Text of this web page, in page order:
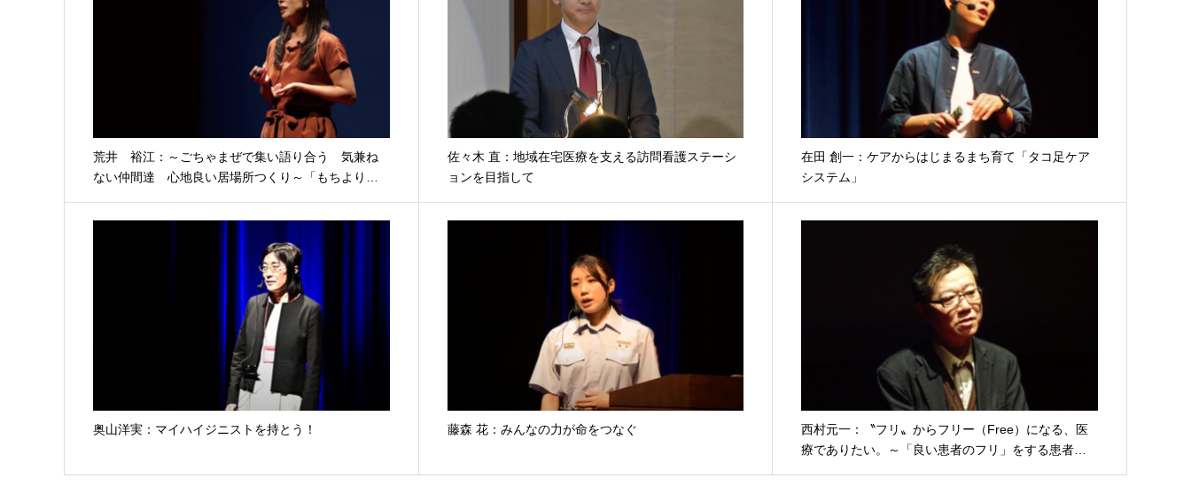
荒井 裕江：～ごちゃまぜで集い語り合う 気兼ね
ない仲間達 心地良い居場所つくり～「もちより…
佐々木 直：地域在宅医療を支える訪問看護ステーシ
ョンを目指して
在田 創一：ケアからはじまるまち育て「タコ足ケア
システム」
奥山洋実：マイハイジニストを持とう！ 藤森 花：みんなの力が命をつなぐ
西村元一：〝フリ〟からフリー（Free）になる、医
療でありたい。～「良い患者のフリ」をする患者…